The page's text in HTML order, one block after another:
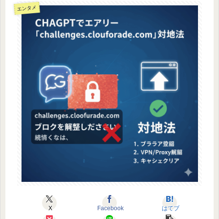
エンタメ
X Facebook はてブ